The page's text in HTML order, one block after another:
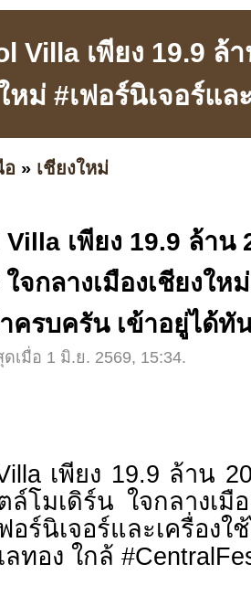
Villa เพียง 19.9 ล้
ใหม่ #เฟอร์นิเจอร์แ
อ » เชียงใหม่
เพียง 19.9 ล้าน
จกลางเมืองเชียงให
ครบครัน เข้าอยู่ได้ทั
เมื่อ 1 มิ.ย. 2569, 15:34.
เพียง 19.9 ล้าน
โมเดิร์น ใจกลางเมื
ร์นิเจอร์และเครื่องใ
ทอง ใกล้